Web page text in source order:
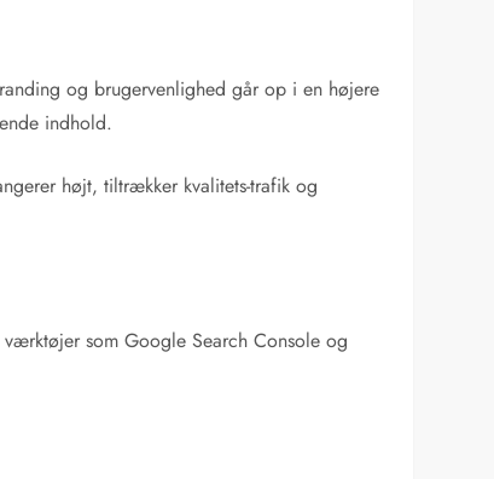
og brugervenlighed går op i en højere
indhold.
højt, tiltrækker kvalitets-trafik og
som Google Search Console og